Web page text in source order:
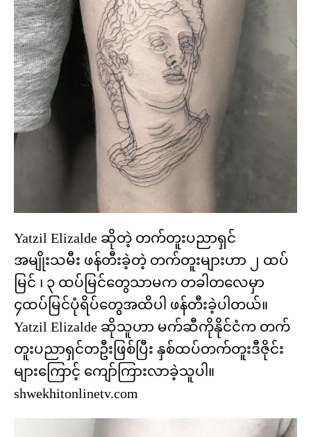
Yatzil Elizalde ဆိုတဲ့ တက်တူးပညာရှင်
အမျိုးသမီး ဖန်တီးခဲ့တဲ့ တက်တူးများဟာ ၂ ထပ်
မြင် ၊ ၃ ထပ်မြင်တွေသာမက တခါတလေမှာ
၄ထပ်မြင်ပုံရိပ်တွေအထိပါ ဖန်တီးခဲ့ပါတယ်။​
Yatzil Elizalde ဆိုသူဟာ မက်ဆီကိုနိုင်ငံက တက်
တူးပညာရှင်တဦးဖြစ်ပြီး နှစ်ထပ်တက်တူးဒီဇိုင်း
များကြောင့် ကျော်ကြားလာခဲ့သူပါ။
shwekhitonlinetv.com